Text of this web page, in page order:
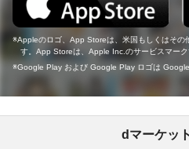
Appleのロゴ、App Storeは、米国もしくはそ
す。App Storeは、Apple Inc.のサービスマーク
Google Play および Google Play ロゴは Google
dマーケッ